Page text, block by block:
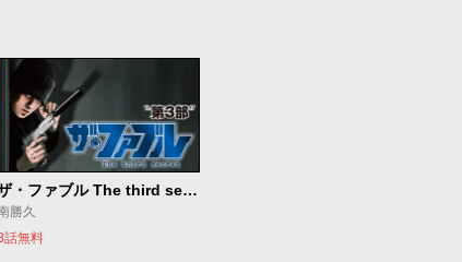
ザ・ファブル The third secret
勝久
話無料